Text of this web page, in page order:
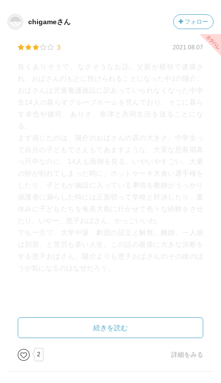
chigameさん フォロー
3 2021.08.07
良くありそうで、なさそうなお話。父親が横領で逮捕さ
れ、おばさんのもとに預けられることになった中2の陽介。
おばさんは児童養護施設に訳あっていられなくなった中学
生14人の暮らすグループホームを営んでおり、そこに暮ら
す卓也や健司、ありさ、奈津と共同生活を送ることにな
る。
まず感じたのは、陽介のおばさんの器の大きさ。中学生っ
て自分の子どもでさえもてあますような、大変な思春期真
っ只中なのに、14人も面倒を見る。いやいやすごい。大量
の卵が割れてしまった時に、ホットケーキ大食い選手権を
したり、子どもが施設に入っている事情を教師がうっかり
保護者に漏らした時には正面切って学校と対決したり、夏
休みに子どもたちを奄美大島に行かせて色々な経験をさせ
たり、いやー、恵子おばさん、かっこいいわ。
でも一方で、大学中退、劇団の設立と解散、離婚、一人娘
は別居、と苦労も多い人生。この話の最後に大きな決断を
する恵子おばさん。陽介よりも恵子おばさんのその後のほ
うが気になるのはなぜだろう。
続きを読む
2 詳細をみる